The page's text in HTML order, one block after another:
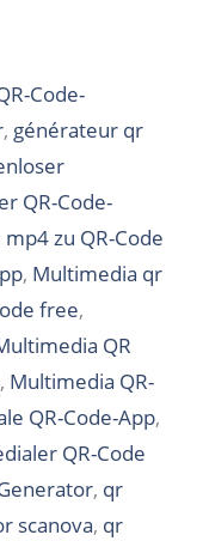
Code-
, générateur qr
QR-Code-
mp4 zu QR-Code
, Multimedia qr
free,
QR
, Multimedia QR-
QR-Code-App,
QR-Code
, qr
scanova, qr